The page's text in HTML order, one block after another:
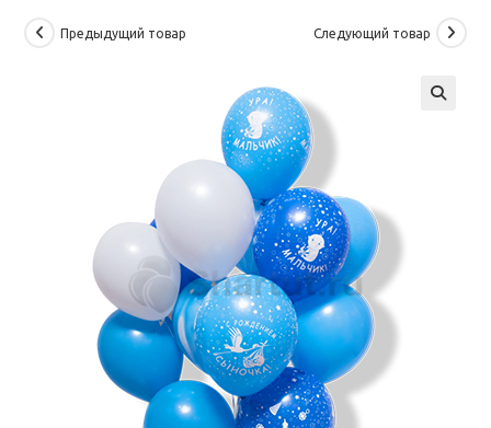
Предыдущий товар Следующий товар